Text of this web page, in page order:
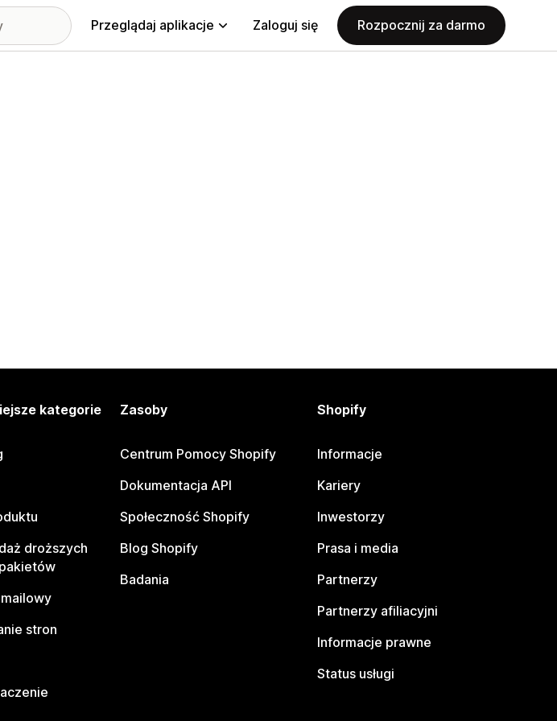
Przeglądaj aplikacje Zaloguj się Rozpocznij za darmo
kategorie
droższych
stron
Zasoby
Centrum Pomocy Shopify
Dokumentacja API
Społeczność Shopify
Blog Shopify
Badania
Shopify
Informacje
Kariery
Inwestorzy
Prasa i media
Partnerzy
Partnerzy afiliacyjni
Informacje prawne
Status usługi